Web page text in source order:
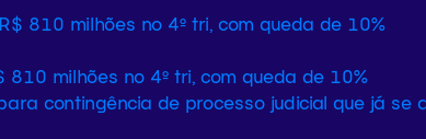
milhões no 4º tri, com queda de 10%
contingência de processo judicial que já